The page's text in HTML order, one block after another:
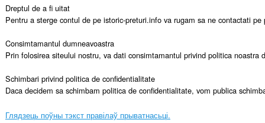
Dreptul de a fi uitat
Pentru a sterge contul de pe istoric-preturi.info va rugam sa ne contactati
Consimtamantul dumneavoastra
Prin folosirea siteului nostru, va dati consimtamantul privind politica noastra
Schimbari privind politica de confidentialitate
Daca decidem sa schimbam politica de confidentialitate, vom publica
Глядзець поўны тэкст правілаў прыватнасьці.